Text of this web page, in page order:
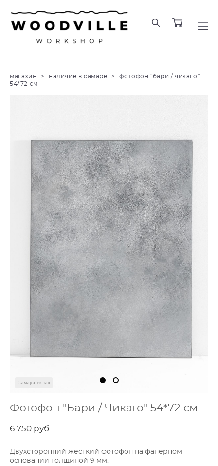
магазин > наличие в самаре >
фотофон "бари / чикаго"
54*72 см
Самара склад
Фотофон "Бари / Чикаго" 54*72 см
6 750 pуб.
Двухсторонний жесткий фотофон на фанерном
основании толщиной 9 мм.